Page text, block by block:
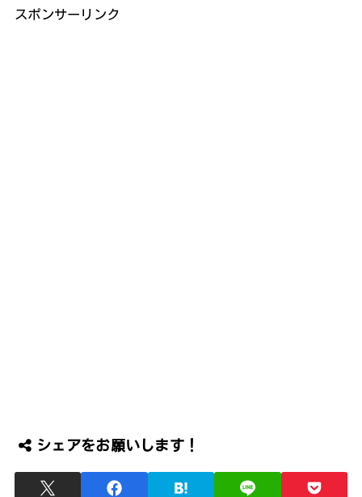
スポンサーリンク
シェアをお願いします！